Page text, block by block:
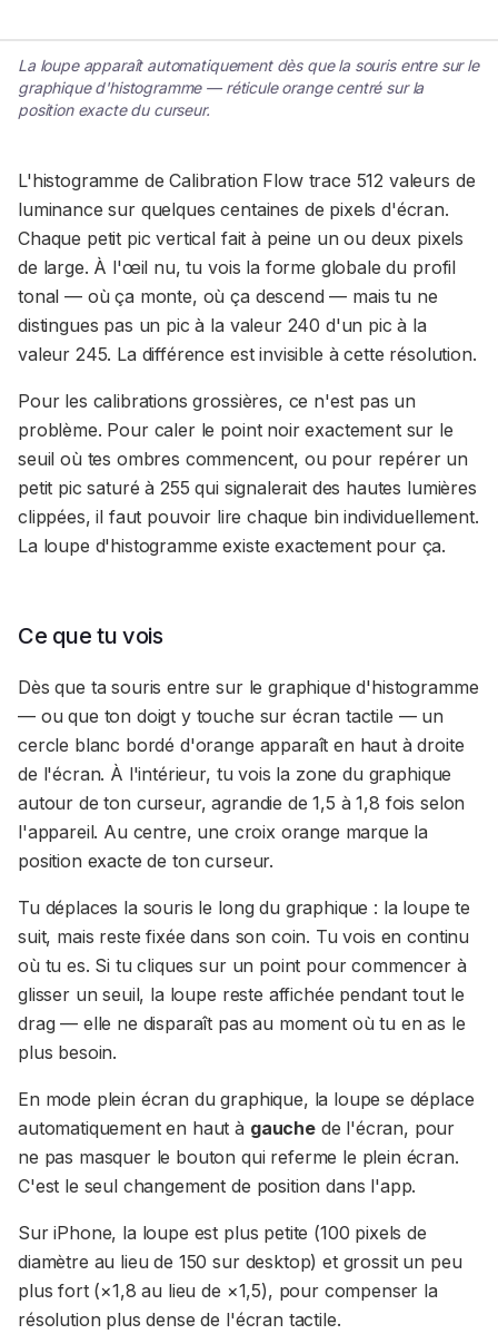
CAPTURE À VENIR
sur le graphique d'histogramme — réticule orange centré
sur la position exacte du curseur.
La loupe apparaît automatiquement dès que la souris entre sur le
graphique d'histogramme — réticule orange centré sur la
position exacte du curseur.
L'histogramme de Calibration Flow trace 512 valeurs de
luminance sur quelques centaines de pixels d'écran.
Chaque petit pic vertical fait à peine un ou deux pixels
de large. À l'œil nu, tu vois la forme globale du profil
tonal — où ça monte, où ça descend — mais tu ne
distingues pas un pic à la valeur 240 d'un pic à la
valeur 245. La différence est invisible à cette résolution.
Pour les calibrations grossières, ce n'est pas un
problème. Pour caler le point noir exactement sur le
seuil où tes ombres commencent, ou pour repérer un
petit pic saturé à 255 qui signalerait des hautes lumières
clippées, il faut pouvoir lire chaque bin individuellement.
La loupe d'histogramme existe exactement pour ça.
Ce que tu vois
Dès que ta souris entre sur le graphique d'histogramme
— ou que ton doigt y touche sur écran tactile — un
cercle blanc bordé d'orange apparaît en haut à droite
de l'écran. À l'intérieur, tu vois la zone du graphique
autour de ton curseur, agrandie de 1,5 à 1,8 fois selon
l'appareil. Au centre, une croix orange marque la
position exacte de ton curseur.
Tu déplaces la souris le long du graphique : la loupe te
suit, mais reste fixée dans son coin. Tu vois en continu
où tu es. Si tu cliques sur un point pour commencer à
glisser un seuil, la loupe reste affichée pendant tout le
drag — elle ne disparaît pas au moment où tu en as le
plus besoin.
En mode plein écran du graphique, la loupe se déplace
automatiquement en haut à gauchede l'écran, pour
ne pas masquer le bouton qui referme le plein écran.
C'est le seul changement de position dans l'app.
Sur iPhone, la loupe est plus petite (100 pixels de
diamètre au lieu de 150 sur desktop) et grossit un peu
plus fort (×1,8 au lieu de ×1,5), pour compenser la
résolution plus dense de l'écran tactile.